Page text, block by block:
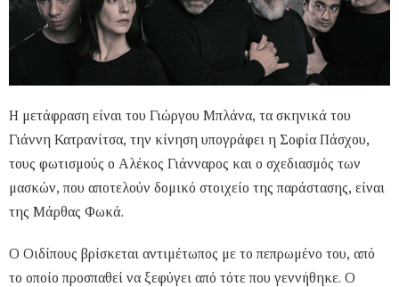
Η μετάφραση είναι του Γιώργου Μπλάνα, τα σκηνικά του
Γιάννη Κατρανίτσα, την κίνηση υπογράφει η Σοφία Πάσχου,
τους φωτισμούς ο Αλέκος Γιάνναρος και ο σχεδιασμός των
μασκών, που αποτελούν δομικό στοιχείο της παράστασης, είναι
της Μάρθας Φωκά.
Ο Οιδίπους βρίσκεται αντιμέτωπος με το πεπρωμένο του, από
το οποίο προσπαθεί να ξεφύγει από τότε που γεννήθηκε. Ο